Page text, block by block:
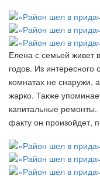
Елена с семьей живет
годов. Из интересного
комнатах не снаружи,
жарко. Также
капитальные ремонты.
факту он произойдет,